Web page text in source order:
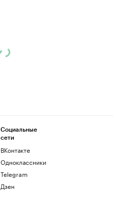
Социальные
сети
ВКонтакте
Одноклассники
Telegram
Дзен